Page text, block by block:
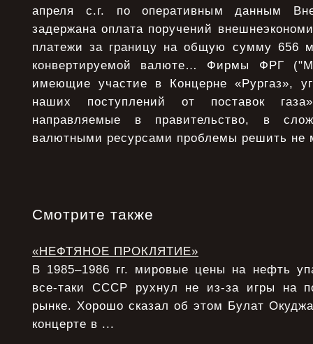
апреля с.г. по оперативным данным
задержана оплата поручений
платежи за границу на общую сумму 656
конвертируемой валюте… Фирмы ФРГ
имеющие участие в Концерне «Рургаз»,
наших поступлений от поставок
направляемые в правительство, в
валютными ресурсами проблемы решить не
Смотрите также
«НЕФТЯНОЕ ПРОКЛЯТИЕ»
В 1985–1986 гг. мировые цены на нефть
все-таки СССР рухнул не из-за игры на
рынке. Хорошо сказал об этом Булат
концерте в ...